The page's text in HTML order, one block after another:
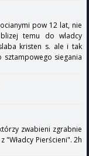
pow 12 lat, nie
temu do wladcy
kristen s. ale i tak
siegania
zwabieni zgrabnie
Pierścieni". 2h